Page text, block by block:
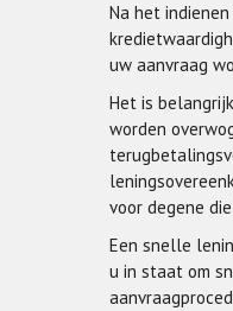
Na het
uw aanvraag
Het is
worden
voor degene
Een snelle
u in staat om